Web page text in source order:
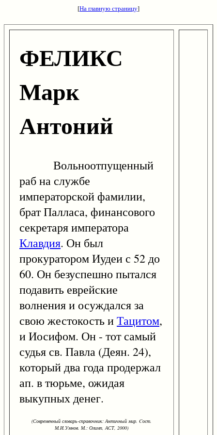
[На главную страницу]
ФЕЛИКС
Марк
Антоний
Вольноотпущенный
раб на службе
императорской фамилии,
брат Палласа, финансового
секретаря императора
Клавдия. Он был
прокуратором Иудеи с 52 до
60. Он безуспешно пытался
подавить еврейские
волнения и осуждался за
свою жестокость иТацитом,
и Иосифом. Он - тот самый
судья св. Павла (Деян. 24),
который два года продержал
ап. в тюрьме, ожидая
выкупных денег.
(Современный словарь-справочник: Античный мир. Cост.
М.И.Умнов. М.: Олимп, АСТ, 2000)